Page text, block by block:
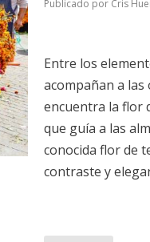
Publicado por Cris
Entre los
acompañan a
encuentra la flor
que guía a las
conocida flor de
contraste y